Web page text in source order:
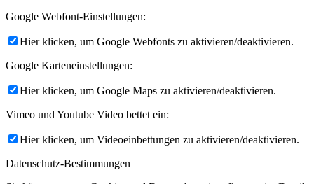
Google Webfont-Einstellungen:
Hier klicken, um Google Webfonts zu aktivieren/deaktivieren.
Google Karteneinstellungen:
Hier klicken, um Google Maps zu aktivieren/deaktivieren.
Vimeo und Youtube Video bettet ein:
Hier klicken, um Videoeinbettungen zu aktivieren/deaktivieren.
Datenschutz-Bestimmungen